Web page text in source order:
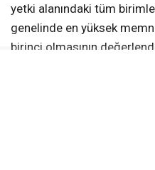
yetki alanındaki tüm
genelinde en yüksek
birinci olmasının